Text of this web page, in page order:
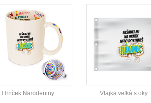
Hrnček Narodeniny Vlajka velká s oky